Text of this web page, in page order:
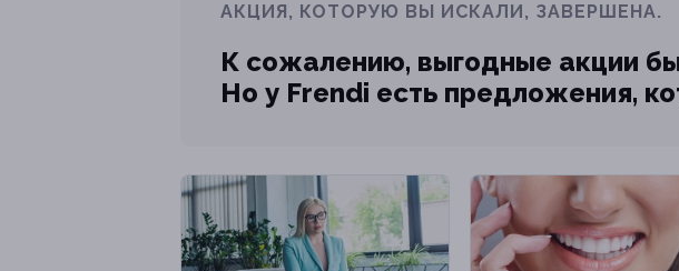
АКЦИЯ, КОТОРУЮ ВЫ ИСКАЛИ, ЗАВЕРШЕНА.
К сожалению, выгодные акции
Но у Frendi есть предложения,